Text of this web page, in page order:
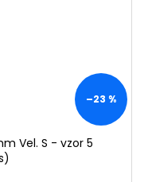
–23 %
Vel. S - vzor 5